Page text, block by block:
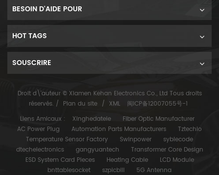
BESOIN D'AIDE POUR
HOT TAGS
SOUSCRIRE
Droit d\'auteur © Xiamen Kehan Electronics Co., Ltd Tous droits
réservés. / Plan du site / XML
闽ICP备12007055号-1
Liens Amicaux :
Xinghedatele
Fiber Optic Manufacturer
AC Power Plug
Automation Parts Manufacturers
Tztechio
Temperature Sensor Factory
Swinpower
syblecode
dtechelectronics
gangyuantech
Transformer Core Design
ESD System Card Pieces
Heating Cable
LCD Module
bnttablesocket
szpicbill 5G Antenna